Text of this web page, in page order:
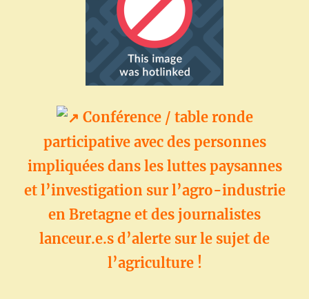
Conférence / table ronde
participative avec des personnes
impliquées dans les luttes paysannes
et l’investigation sur l’agro-industrie
en Bretagne et des journalistes
lanceur.e.s d’alerte sur le sujet de
l’agriculture !